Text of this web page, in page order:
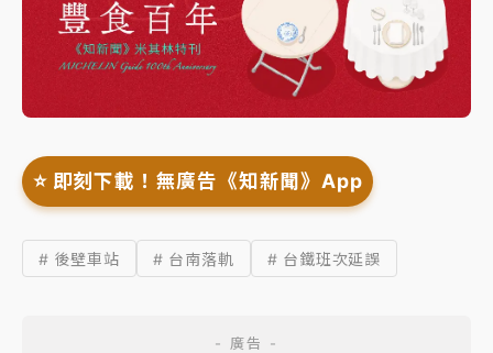
⭐️ 即刻下載！無廣告《知新聞》App
# 後壁車站 # 台南落軌 # 台鐵班次延誤